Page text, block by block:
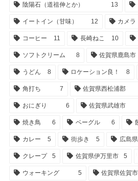
陰陽石（道祖伸とか） 13
イートイン（甘味） 12 カメラ
コーヒー 11 長崎ねこ 10
ソフトクリーム 8 佐賀県鹿島市
うどん 8 ロケーション良！ 8
角打ち 7 佐賀県西松浦郡
おにぎり 6 佐賀県武雄市
焼き鳥 6 ベーグル 6
カレー 5 街歩き 5 広島県
クレープ 5 佐賀県伊万里市 5
ウォーキング 5 佐賀県佐賀市